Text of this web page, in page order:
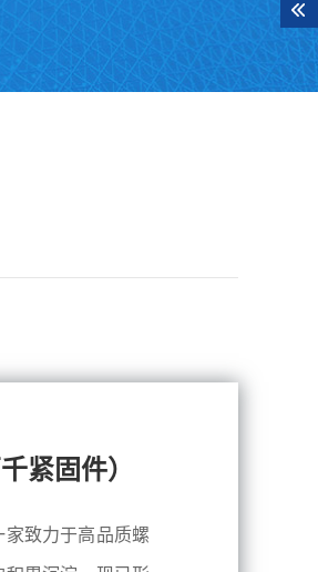
紧固件）
致力于高品质螺